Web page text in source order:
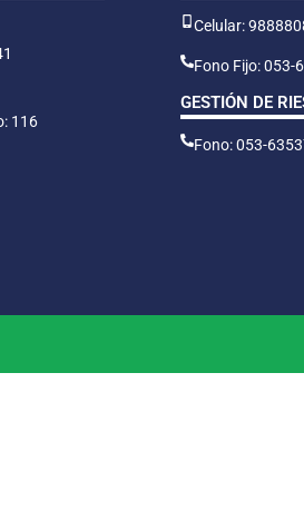
116
Celular:
Fono Fijo: 053-
GESTIÓN DE
Fono: 053-